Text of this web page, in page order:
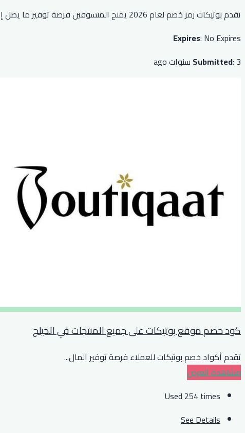
تقدم بوتيكات رمز خصم لعام 2026 يمنح المتسوقين فرصة توفير ما يصل إلى 30٪ على مشترياتهم من قسم العطور. يمكن للعملاء تفعيل الرمز عبر الإنترنت للاستمتاع بالخصم على مشترياتهم.
Expires: No Expires
Submitted: 3 سنوات ago
كود خصم موقع بوتيكات على جميع المنتجات في الخيلج
تقدم أكواد خصم بوتيكات للعملاء فرصة توفير المال...
مشاهدة العرض
Used 254 times
See Details